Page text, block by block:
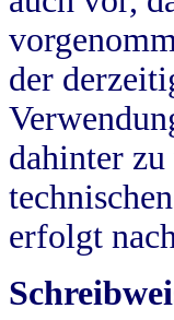
der
dahinter
erfolgt